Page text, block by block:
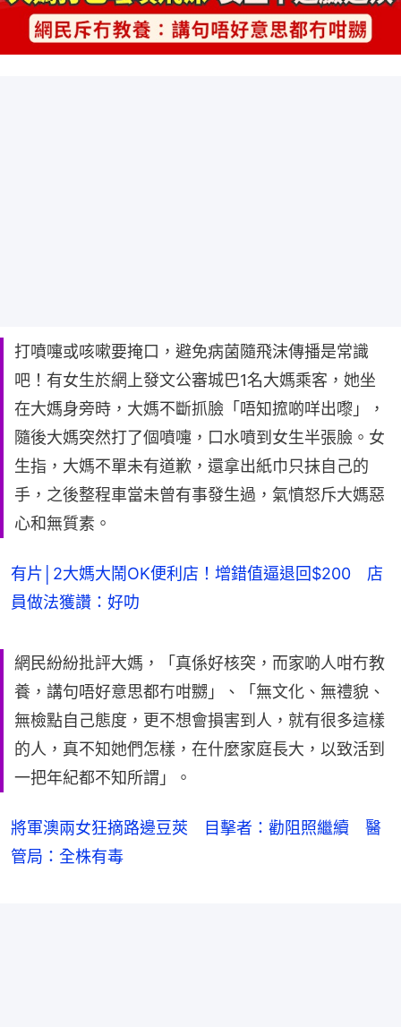
打噴嚏或咳嗽要掩口，避免病菌隨飛沫傳播是常識
吧！有女生於網上發文公審城巴1名大媽乘客，她坐
在大媽身旁時，大媽不斷抓臉「唔知搲啲咩出嚟」，
隨後大媽突然打了個噴嚏，口水噴到女生半張臉。女
生指，大媽不單未有道歉，還拿出紙巾只抹自己的
手，之後整程車當未曾有事發生過，氣憤怒斥大媽惡
心和無質素。
有片│2大媽大鬧OK便利店！增錯值逼退回$200 店
員做法獲讚：好叻
網民紛紛批評大媽，「真係好核突，而家啲人咁冇教
養，講句唔好意思都冇咁嬲」、「無文化、無禮貌、
無檢點自己態度，更不想會損害到人，就有很多這樣
的人，真不知她們怎樣，在什麼家庭長大，以致活到
一把年紀都不知所謂」。
將軍澳兩女狂摘路邊豆莢 目擊者：勸阻照繼續 醫
管局：全株有毒